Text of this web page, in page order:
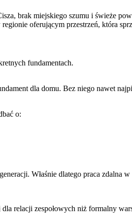
brak miejskiego szumu i świeże
oferującym przestrzeń, która
fundamentach.
dla domu. Bez niego nawet
o:
Właśnie dlatego praca
relacji zespołowych niż formalny